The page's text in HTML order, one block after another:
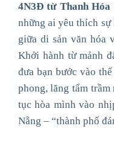
4N3Đ từ Thanh Hóa
những ai yêu thích
giữa di sản văn hóa
Khởi hành từ mảnh
đưa bạn bước vào
phong, lăng tẩm
tục hòa mình vào
Nẵng – “thành phố